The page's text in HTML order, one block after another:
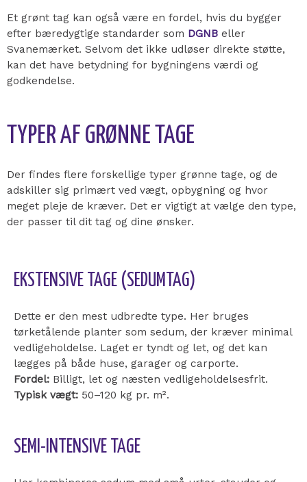
Et grønt tag kan også være en fordel, hvis du bygger
efter bæredygtige standarder som DGNB eller
Svanemærket. Selvom det ikke udløser direkte støtte,
kan det have betydning for bygningens værdi og
godkendelse.
TYPER AF GRØNNE TAGE
Der findes flere forskellige typer grønne tage, og de
adskiller sig primært ved vægt, opbygning og hvor
meget pleje de kræver. Det er vigtigt at vælge den type,
der passer til dit tag og dine ønsker.
EKSTENSIVE TAGE (SEDUMTAG)
Dette er den mest udbredte type. Her bruges
tørketålende planter som sedum, der kræver minimal
vedligeholdelse. Laget er tyndt og let, og det kan
lægges på både huse, garager og carporte.
Fordel: Billigt, let og næsten vedligeholdelsesfrit.
Typisk vægt: 50–120 kg pr. m².
SEMI-INTENSIVE TAGE